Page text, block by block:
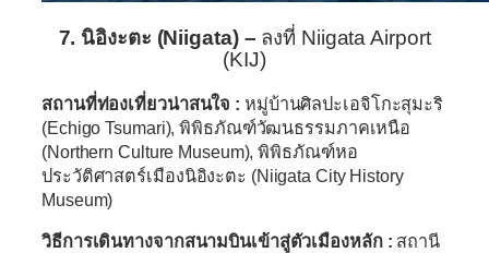
7. นิอิงะตะ (Niigata) – ลงที่ Niigata Airport
(KIJ)
สถานที่ท่องเที่ยวน่าสนใจ : หมู่บ้านศิลปะเอจิโกะสุมะริ
(Echigo Tsumari), พิพิธภัณฑ์วัฒนธรรมภาคเหนือ
(Northern Culture Museum), พิพิธภัณฑ์หอ
ประวัติศาสตร์เมืองนิอิงะตะ (Niigata City History
Museum)
วิธีการเดินทางจากสนามบินเข้าสู่ตัวเมืองหลัก : สถานี